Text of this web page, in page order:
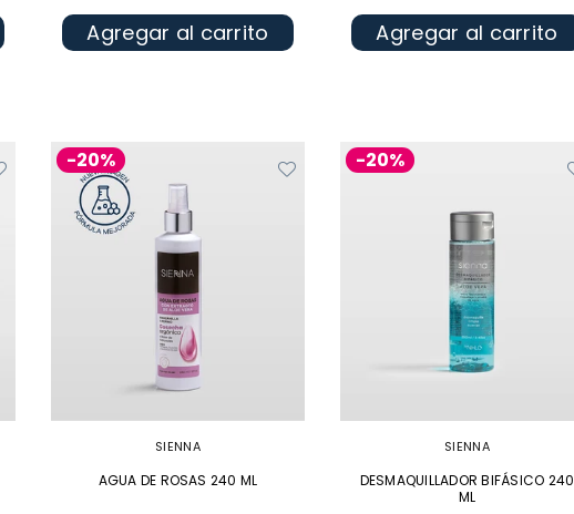
Agregar al carrito Agregar al carrito
-20%
SIENNA
AGUA DE ROSAS 240 ML
-20%
SIENNA
DESMAQUILLADOR BIFÁSICO 240
ML